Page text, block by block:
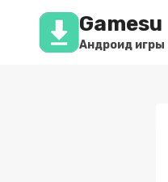
Перейти
содержимому
Gamesu
Андроид игры